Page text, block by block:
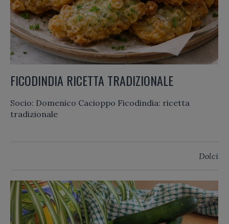
FICODINDIA RICETTA TRADIZIONALE
Socio: Domenico Cacioppo Ficodindia: ricetta
tradizionale
Dolci